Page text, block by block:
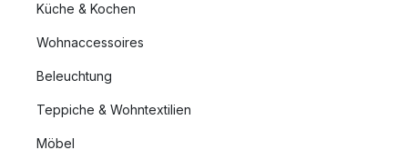
Küche & Kochen
Wohnaccessoires
Beleuchtung
Teppiche & Wohntextilien
Möbel